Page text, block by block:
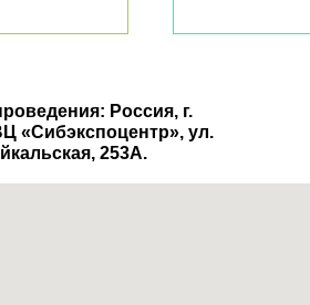
Россия, г.
«Сибэкспоцентр», ул.
253А.